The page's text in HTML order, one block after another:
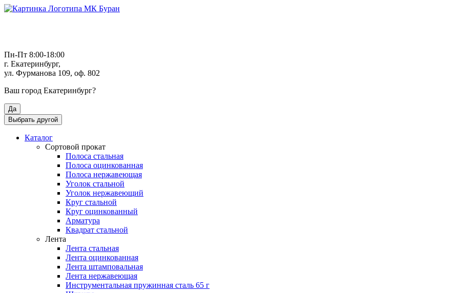
Пн-Пт 8:00-18:00
г. Екатеринбург,
ул. Фурманова 109, оф. 802
Ваш город Екатеринбург?
Да
Выбрать другой
Каталог
Сортовой прокат
Полоса стальная
Полоса оцинкованная
Полоса нержавеющая
Уголок стальной
Уголок нержавеющий
Круг стальной
Круг оцинкованный
Арматура
Квадрат стальной
Лента
Лента стальная
Лента оцинкованная
Лента штамповальная
Лента нержавеющая
Инструментальная пружинная сталь 65 г